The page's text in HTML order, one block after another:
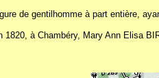
de gentilhomme à part entière,
à Chambéry, Mary Ann Elisa